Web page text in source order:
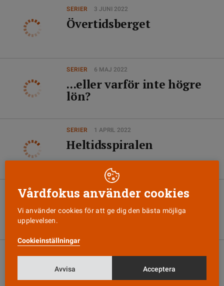
SERIER 3 JUNI 2022
Övertidsberget
SERIER 6 MAJ 2022
...eller varför inte högre
lön?
SERIER 1 APRIL 2022
Heltidsspiralen
SERIER 11 MARS 2022
"Hmm... tydliga blodspår"
"Hur tänker ni i
klimatfrågan?"
Vårdfokus använder cookies
Vi använder cookies för att ge dig den bästa möjliga
upplevelsen.
Cookieinställningar
Avvisa Acceptera